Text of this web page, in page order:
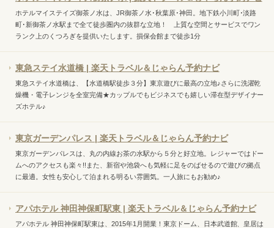
ホテルマイステイズ御茶ノ水は、JR御茶ノ水･秋葉原･神田。地下鉄小川町･淡路
町･新御茶ノ水駅まで全て徒歩圏内の抜群な立地！ 上質な空間とサービスでワン
ランク上のくつろぎを提供いたします。損保会館まで徒歩1分
東急ステイ水道橋 | 楽天トラベル＆じゃらん予約ナビ
東急ステイ水道橋は、【水道橋駅徒歩３分】東京遊びに最高の立地♪さらに洗濯乾
燥機・電子レンジを全室完備★カップルでもビジネスでも嬉しい滞在型デザイナー
ズホテル♪
東京ガーデンパレス | 楽天トラベル＆じゃらん予約ナビ
東京ガーデンパレスは、丸の内線お茶の水駅から５分と好立地。レジャーではドー
ムへのアクセスも楽々!!また、新宿や池袋へも気軽に足をのばせるので遊びの拠点
に最適。女性も安心して泊まれる明るい雰囲気。一人旅にもお勧め♪
アパホテル 神田神保町駅東 | 楽天トラベル＆じゃらん予約ナビ
アパホテル 神田神保町駅東は、2015年1月開業！東京ドーム、日本武道館、皇居は